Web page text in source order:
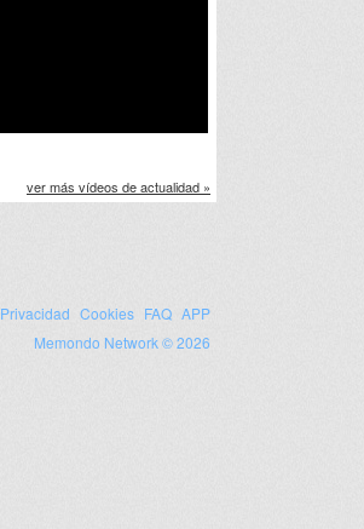
ver más vídeos de actualidad »
Privacidad Cookies FAQ APP
Memondo Network © 2026